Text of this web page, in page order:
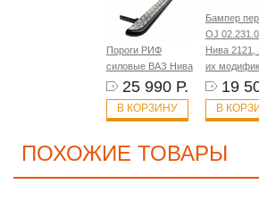
Пороги РИФ
силовые ВАЗ Нива
25 990 Р.
В КОРЗИНУ
Бампер
OJ
Нива 2121,
их
19
В
ПОХОЖИЕ ТОВАРЫ